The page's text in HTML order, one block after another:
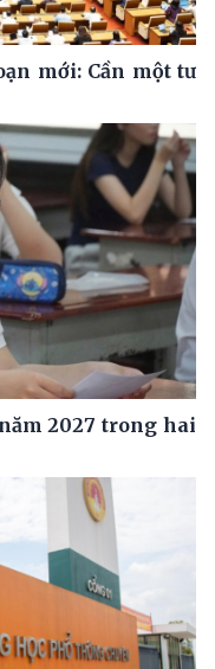
mới: Cần một tư
2027 trong hai